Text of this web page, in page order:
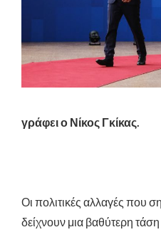
γράφει ο Νίκος Γκίκας.
Οι πολιτικές αλλαγές που
δείχνουν μια βαθύτερη